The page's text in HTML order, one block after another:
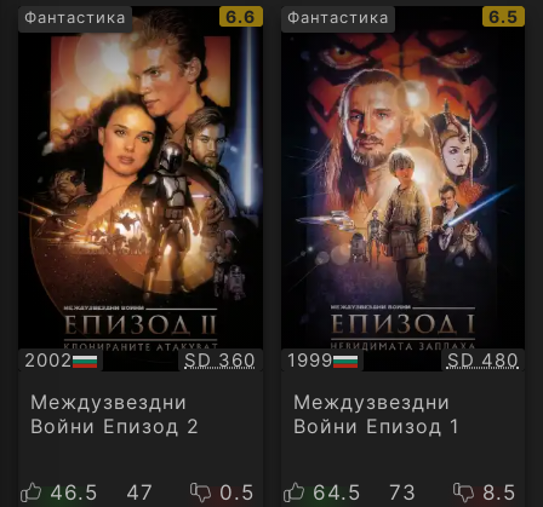
Фантастика
IMDb
рейтинг:
6.6
2002
БГ
аудио
Качество:
SD 360
Междузвездни
Войни Епизод 2
46.5 47 0.5
Фантастика
IMDb
6.5
1999
БГ
аудио
SD 480
Междузвездни
Войни Епизод 1
64.5 73 8.5